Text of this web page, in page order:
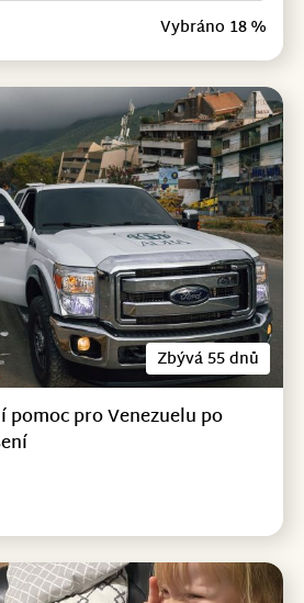
Vybráno 18 %
Zbývá 55 dnů
pomoc pro Venezuelu po